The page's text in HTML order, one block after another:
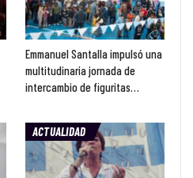
Emmanuel Santalla impulsó una
multitudinaria jornada de
intercambio de figuritas…
ACTUALIDAD